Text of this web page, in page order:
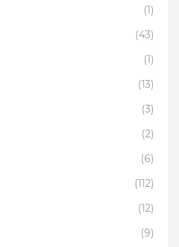
(1)
(43)
(1)
(13)
(3)
(2)
(6)
(112)
(12)
(9)